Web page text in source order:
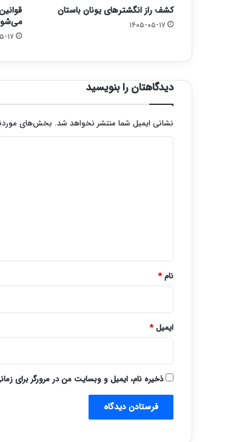
کشف راز انگشترهای یونان باستان
۱۴۰۵-۰۵-۱۷
دیدگاهتان را بنویسید
نشانی ایمیل شما منتشر نخواهد شد. بخش‌های
نام*
ایمیل*
ذخیره نام، ایمیل و وبسایت من در مرورگر برای